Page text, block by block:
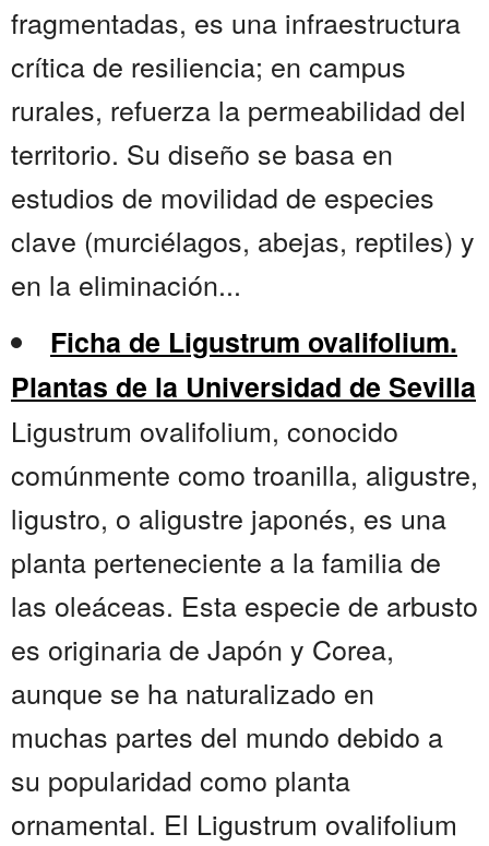
fragmentadas, es una infraestructura
crítica de resiliencia; en campus
rurales, refuerza la permeabilidad del
territorio. Su diseño se basa en
estudios de movilidad de especies
clave (murciélagos, abejas, reptiles) y
en la eliminación...
Ficha de Ligustrum ovalifolium.
Plantas de la Universidad de Sevilla
Ligustrum ovalifolium, conocido
comúnmente como troanilla, aligustre,
ligustro, o aligustre japonés, es una
planta perteneciente a la familia de
las oleáceas. Esta especie de arbusto
es originaria de Japón y Corea,
aunque se ha naturalizado en
muchas partes del mundo debido a
su popularidad como planta
ornamental. El Ligustrum ovalifolium